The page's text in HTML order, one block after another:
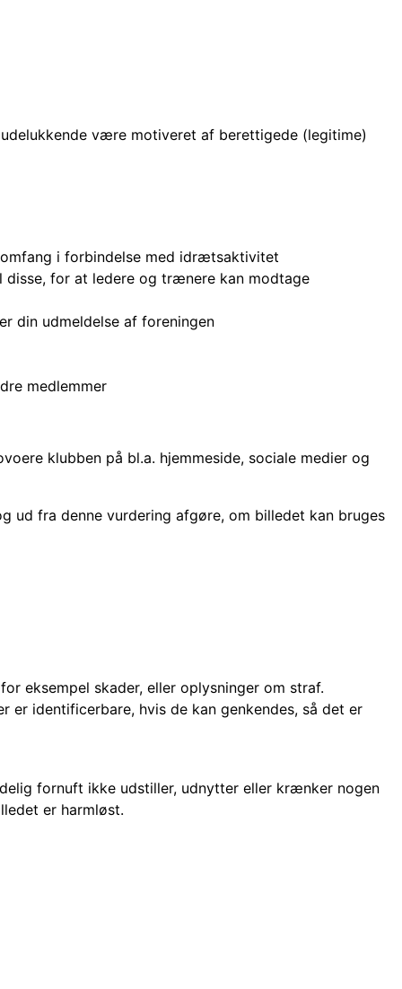
være motiveret af berettigede (legitime)
i forbindelse med idrætsaktivitet
for at ledere og trænere kan modtage
din udmeldelse af foreningen
medlemmer
klubben på bl.a. hjemmeside, sociale medier og
ud fra denne vurdering afgøre, om billedet kan bruges
eksempel skader, eller oplysninger om straf.
er identificerbare, hvis de kan genkendes, så det er
fornuft ikke udstiller, udnytter eller krænker nogen
er harmløst.